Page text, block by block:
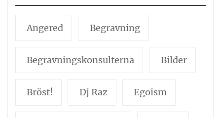
Angered Begravning
Begravningskonsulterna Bilder
Bröst! Dj Raz Egoism